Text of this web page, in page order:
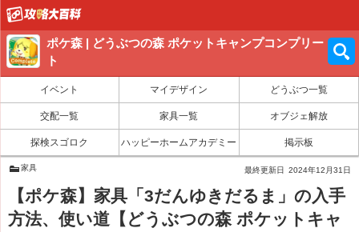
ポケ森 | どうぶつの森 ポケットキャンプコンプリー
ト
イベント マイデザイン どうぶつ一覧
交配一覧 家具一覧 オブジェ解放
探検スゴロク ハッピーホームアカデミー 掲示板
家具 最終更新日 2024年12月31日
【ポケ森】家具「3だんゆきだるま」の入手
方法、使い道【どうぶつの森 ポケットキャ